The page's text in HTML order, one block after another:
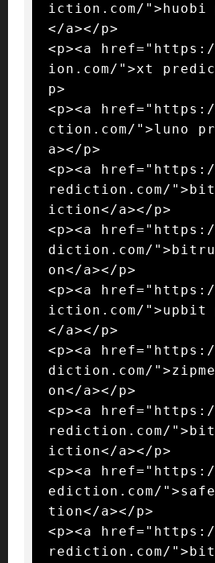
iction.com/
</a></p>
<p><a
ion.com/">xt
p>
<p><a
ction.com/">luno
a></p>
<p><a
rediction.com/
iction</a></p>
<p><a
diction.com/
on</a></p>
<p><a
iction.com/">upbit
</a></p>
<p><a
diction.com/
on</a></p>
<p><a
rediction.com/
iction</a></p>
<p><a
ediction.com/
tion</a></p>
<p><a
rediction.com/